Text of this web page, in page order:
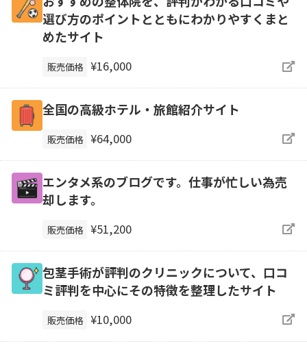
選び方のポイントとともにわかりやすくまと
めたサイト
販売価格 ¥16,000
全国の高級ホテル・旅館紹介サイト
販売価格 ¥64,000
エンタメ系のブログです。仕事が忙しい為売
却します。
販売価格 ¥51,200
包茎手術が評判のクリニックについて、口コ
ミ評判を中心にその特徴を整理したサイト
販売価格 ¥10,000